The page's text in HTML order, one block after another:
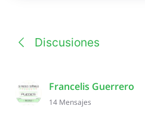
Discusiones
Francelis Guerrero
14 Mensajes